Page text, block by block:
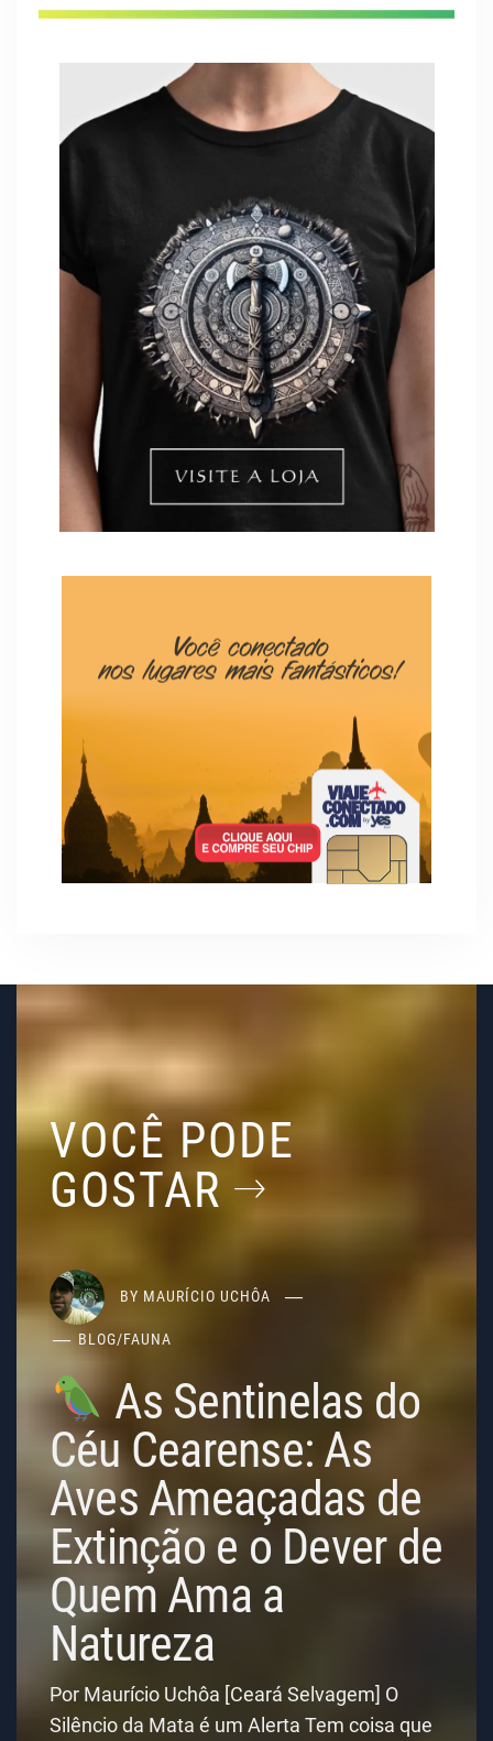
VOCÊ PODE
GOSTAR
BY MAURÍCIO UCHÔA
BLOG/FAUNA
As Sentinelas do
Céu Cearense: As
Aves Ameaçadas de
Extinção e o Dever de
Quem Ama a
Natureza
Por Maurício Uchôa [Ceará Selvagem] O
Silêncio da Mata é um Alerta Tem coisa que